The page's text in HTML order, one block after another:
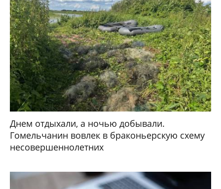
Днем отдыхали, а ночью добывали.
Гомельчанин вовлек в браконьерскую схему
несовершеннолетних